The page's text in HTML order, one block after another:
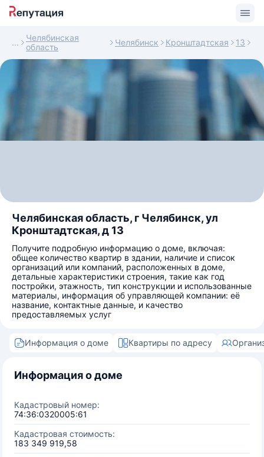
Челябинская
область
Челябинск Кронштадтская 13
Челябинская область, г Челябинск, ул
Кронштадтская, д 13
Получите подробную информацию о доме, включая:
общее количество квартир в здании, наличие и список
организаций или компаний, расположенных в доме,
детальные характеристики строения, такие как год
постройки, этажность, тип конструкции и использованные
материалы, информация об управляющей компании: её
название, контактные данные, и качество
предоставляемых услуг
Информация о доме Квартиры по адресу
Информация о доме
Кадастровый номер:
74:36:0320005:61
Кадастровая стоимость:
183 349 919,58